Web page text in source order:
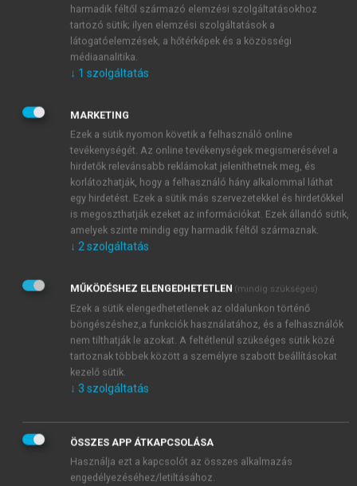
Mindennapi életünkben, biztonságos
munkavégzésünkhöz, társadalmi és szociális
életünkhöz és általános jólétünkhöz fontos a
nagy zajártalom, zavaró hangokkal teli városi
életmódunk következtében a hallás minősége
ideiglenesen vagy tartósan romolhat. Ha
pontosan ismerjük a hallásunk megromlásának
jellegét, nagyságát, a baj általában könnyen
orvosolható.
A hallásvizsgáló módszerek ebben
segítenek, azaz a hallást vizsgálják különböző
módon, megállapítva annak egészséges vagy
károsodott voltát, utóbbi esetén a károsodás
pontos mértékét és jellegét. Így nyújtanak
megfelelődiagnosztikai információtarra
vonatkozóan, hogy hogyan korrigálható a
halláskárosodás. A korrekció módja lehet orvosi
kezelés, műtét, hallásjavító készülék vagy
beültetett implantátum.
a kezelés vagy műtét eredményességét
ellenőrizni szeretnénk.
harmadik féltől származó elemzési szolgáltatásokhoz
tartozó sütik; ilyen elemzési szolgáltatások a
látogatóelemzések, a hőtérképek és a közösségi
médiaanalitika.
↓ 1 szolgáltatás
MARKETING
Ezek a sütik nyomon követik a felhasználó online
tevékenységét. Az online tevékenységek megismerésével a
hirdetők relevánsabb reklámokat jeleníthetnek meg, és
korlátozhatják, hogy a felhasználó hány alkalommal láthat
egy hirdetést. Ezek a sütik más szervezetekkel és hirdetőkkel
is megoszthatják ezeket az információkat. Ezek állandó sütik,
amelyek szinte mindig egy harmadik féltől származnak.
↓ 2 szolgáltatás
MŰKÖDÉSHEZ ELENGEDHETETLEN (mindig szükséges)
Ezek a sütik elengedhetetlenek az oldalunkon történő
böngészéshez,a funkciók használatához, és a felhasználók
nem tilthatják le azokat. A feltétlenül szükséges sütik közé
tartoznak többek között a személyre szabott beállításokat
kezelő sütik.
↓ 3 szolgáltatás
ÖSSZES APP ÁTKAPCSOLÁSA
Használja ezt a kapcsolót az összes alkalmazás
engedélyezéséhez/letiltásához.